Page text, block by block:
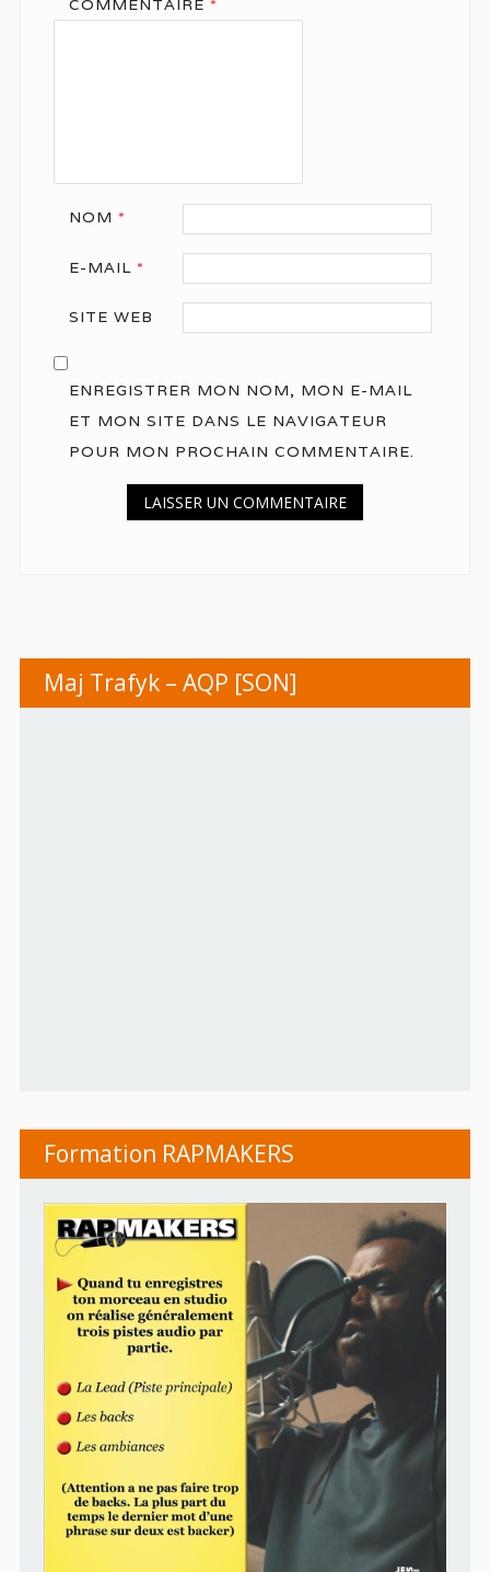
COMMENTAIRE *
NOM *
E-MAIL *
SITE WEB
ENREGISTRER MON NOM, MON E-MAIL
ET MON SITE DANS LE NAVIGATEUR
POUR MON PROCHAIN COMMENTAIRE.
Maj Trafyk – AQP [SON]
Formation RAPMAKERS